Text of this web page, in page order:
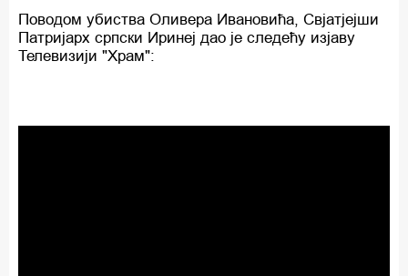
Поводом убиства Оливера Ивановића, Свјатјејши
Патријарх српски Иринеј дао је следећу изјаву
Телевизији "Храм":